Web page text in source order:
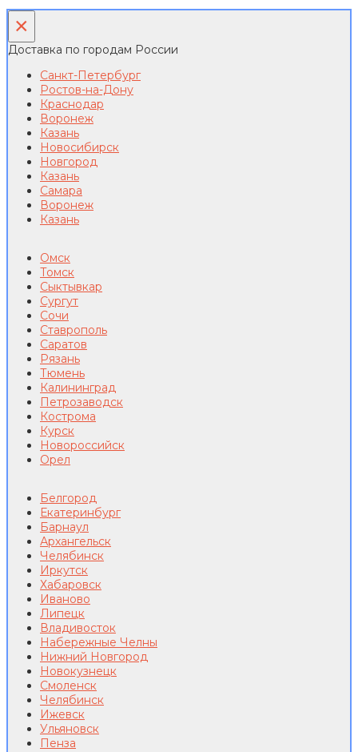
×
Доставка по городам России
Санкт-Петербург
Ростов-на-Дону
Краснодар
Воронеж
Казань
Новосибирск
Новгород
Казань
Самара
Воронеж
Казань
Омск
Томск
Сыктывкар
Сургут
Сочи
Ставрополь
Саратов
Рязань
Тюмень
Калининград
Петрозаводск
Кострома
Курск
Новороссийск
Орел
Белгород
Екатеринбург
Барнаул
Архангельск
Челябинск
Иркутск
Хабаровск
Иваново
Липецк
Владивосток
Набережные Челны
Нижний Новгород
Новокузнецк
Смоленск
Челябинск
Ижевск
Ульяновск
Пенза